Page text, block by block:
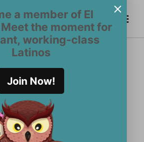
a member of El
the moment for
working-class
Latinos
Join Now!
El
Tecolote
Become a Member
de hambre
logran
Estudios